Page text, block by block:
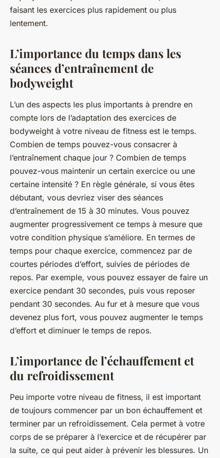
faisant les exercices plus rapidement ou plus
lentement.
L’importance du temps dans les
séances d’entraînement de
bodyweight
L’un des aspects les plus importants à prendre en
compte lors de l’adaptation des exercices de
bodyweight à votre niveau de fitness est le temps.
Combien de temps pouvez-vous consacrer à
l’entraînement chaque jour ? Combien de temps
pouvez-vous maintenir un certain exercice ou une
certaine intensité ? En règle générale, si vous êtes
débutant, vous devriez viser des séances
d’entraînement de 15 à 30 minutes. Vous pouvez
augmenter progressivement ce temps à mesure que
votre condition physique s’améliore. En termes de
temps pour chaque exercice, commencez par de
courtes périodes d’effort, suivies de périodes de
repos. Par exemple, vous pouvez essayer de faire un
exercice pendant 30 secondes, puis vous reposer
pendant 30 secondes. Au fur et à mesure que vous
devenez plus fort, vous pouvez augmenter le temps
d’effort et diminuer le temps de repos.
L’importance de l’échauffement et
du refroidissement
Peu importe votre niveau de fitness, il est important
de toujours commencer par un bon échauffement et
terminer par un refroidissement. Cela permet à votre
corps de se préparer à l’exercice et de récupérer par
la suite, ce qui peut aider à prévenir les blessures. Un